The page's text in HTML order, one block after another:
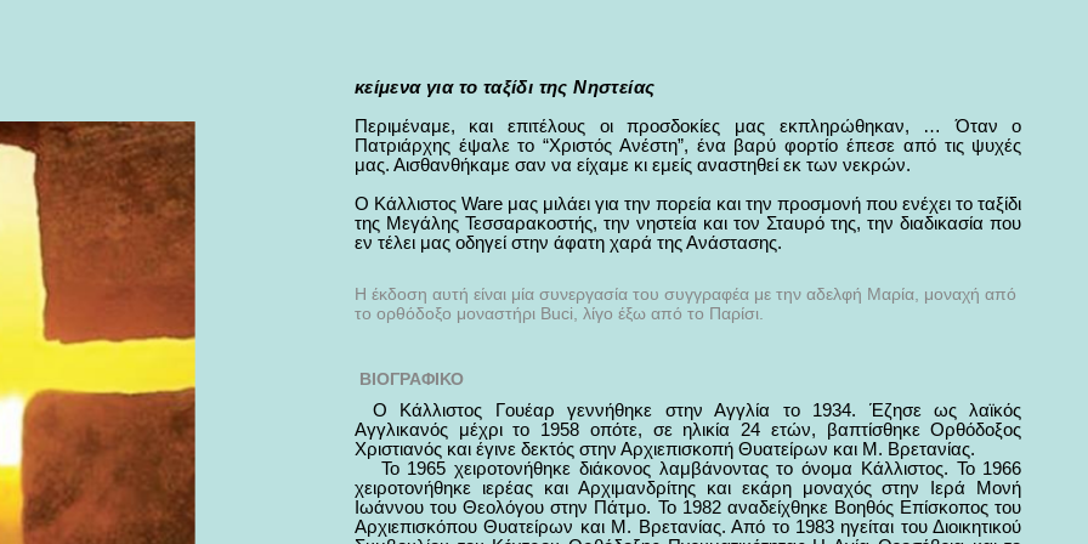
κείμενα για το ταξίδι της Νηστείας
Περιμέναμε, και επιτέλους οι προσδοκίες μας εκπληρώθηκαν, … Όταν ο
Πατριάρχης έψαλε το “Χριστός Ανέστη”, ένα βαρύ φορτίο έπεσε από τις ψυχές
μας. Αισθανθήκαμε σαν να είχαμε κι εμείς αναστηθεί εκ των νεκρών.
Ο Κάλλιστος Ware μας μιλάει για την πορεία και την προσμονή που ενέχει το τα­ξίδι
της Μεγάλης Τεσσαρακοστής, την νηστεία και τον Σταυρό της, την διαδικασία που
εν τέλει μας οδηγεί στην άφατη χαρά της Ανάστασης.
Η έκδοση αυτή είναι μία συνεργασία του συγγραφέα με την αδελφή Μαρία, μοναχή από
το ορθόδοξο μοναστήρι Βuci, λίγο έξω από το Παρίσι.
ΒΙΟΓΡΑΦΙΚΟ
Ο Κάλλιστος Γουέαρ γεννήθηκε στην Αγγλία το 1934. Έζησε ως λαϊκός
Αγγλικανός μέχρι το 1958 οπότε, σε ηλικία 24 ετών, βαπτίσθηκε Ορθόδοξος
Χριστιανός και έγινε δεκτός στην Αρχιεπισκοπή Θυατείρων και Μ. Βρετανίας.
Το 1965 χειροτονήθηκε διάκονος λαμβάνοντας το όνομα Κάλλιστος. Το 1966
χειροτονήθηκε ιερέας και Αρχιμανδρίτης και εκάρη μοναχός στην Ιερά Μονή
Ιωάννου του Θεολόγου στην Πάτμο. Το 1982 αναδείχθηκε Βοηθός Επίσκοπος του
Αρχιεπισκόπου Θυατείρων και Μ. Βρετανίας. Από το 1983 ηγείται του Διοικητικού